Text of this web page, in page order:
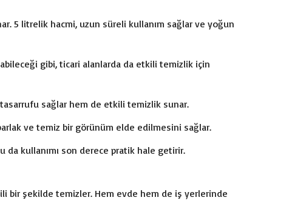
5 litrelik hacmi, uzun süreli kullanım sağlar ve yoğun
gibi, ticari alanlarda da etkili temizlik için
tasarrufu sağlar hem de etkili temizlik sunar.
ve temiz bir görünüm elde edilmesini sağlar.
da kullanımı son derece pratik hale getirir.
bir şekilde temizler. Hem evde hem de iş yerlerinde